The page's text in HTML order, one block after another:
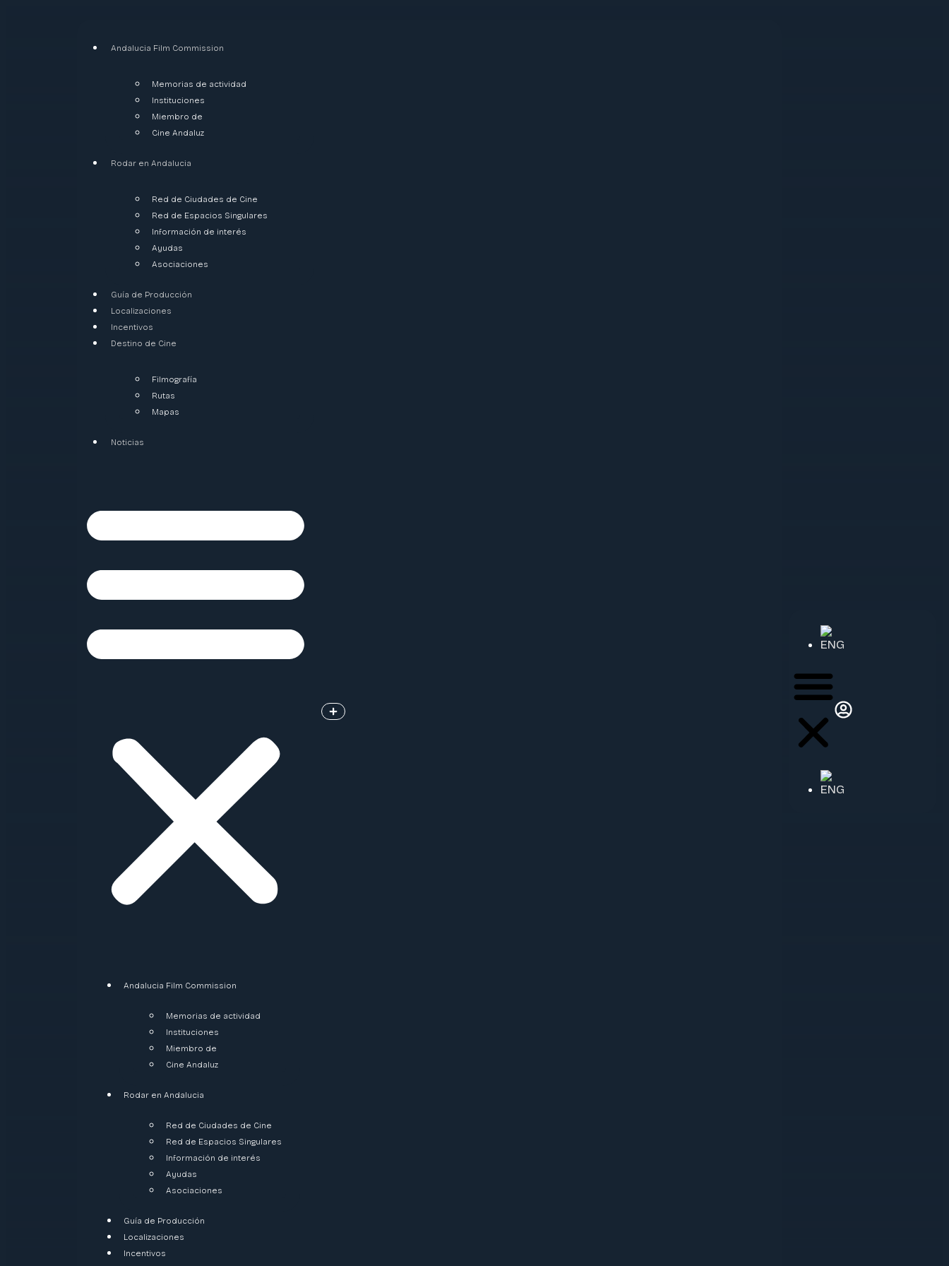
Andalucia Film Commission
Memorias de actividad
Instituciones
Miembro de
Cine Andaluz
Rodar en Andalucia
Red de Ciudades de Cine
Red de Espacios Singulares
Información de interés
Ayudas
Asociaciones
Guía de Producción
Localizaciones
Incentivos
Destino de Cine
Filmografía
Rutas
Mapas
Noticias
Andalucia Film Commission
Memorias de actividad
Instituciones
Miembro de
Cine Andaluz
Rodar en Andalucia
Red de Ciudades de Cine
Red de Espacios Singulares
Información de interés
Ayudas
Asociaciones
Guía de Producción
Localizaciones
Incentivos